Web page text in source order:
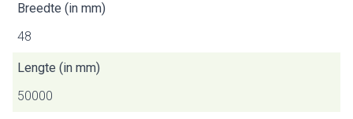
Breedte (in mm)
48
Lengte (in mm)
50000